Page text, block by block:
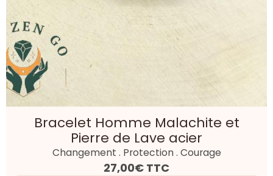
Bracelet Homme Malachite et
Pierre de Lave acier
Changement . Protection . Courage
27,00€ TTC